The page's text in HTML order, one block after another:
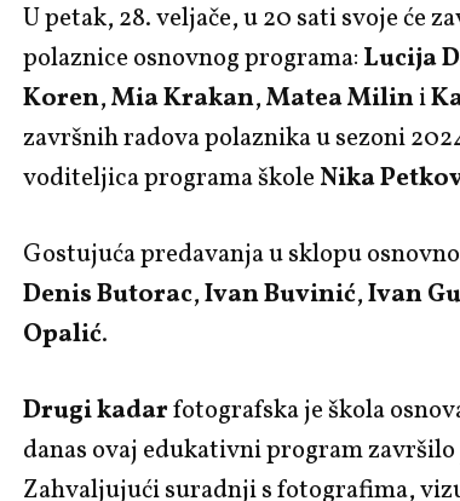
U petak, 28. veljače, u 20 sati svoje će
polaznice osnovnog programa: Lucija
Koren,Mia Krakan,Matea Milini
završnih radova polaznika u sezoni
voditeljica programa škole Nika
Gostujuća predavanja u sklopu
Denis Butorac,Ivan Buvinić,Ivan
Opalić.
Drugi kadarfotografska je škola
danas ovaj edukativni program
Zahvaljujući suradnji s fotografima,